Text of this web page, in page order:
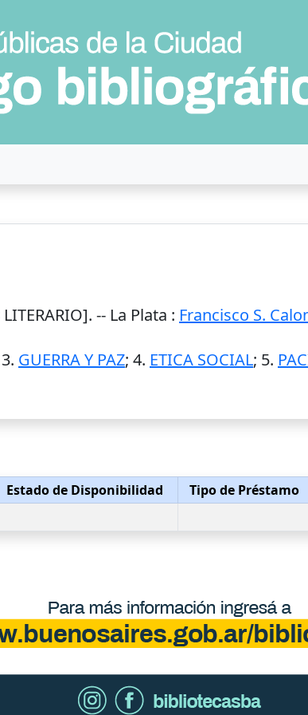
-- La Plata : Francisco S.
GUERRA Y PAZ; 4. ETICA SOCIAL; 5.
Estado de Disponibilidad Tipo de Préstamo